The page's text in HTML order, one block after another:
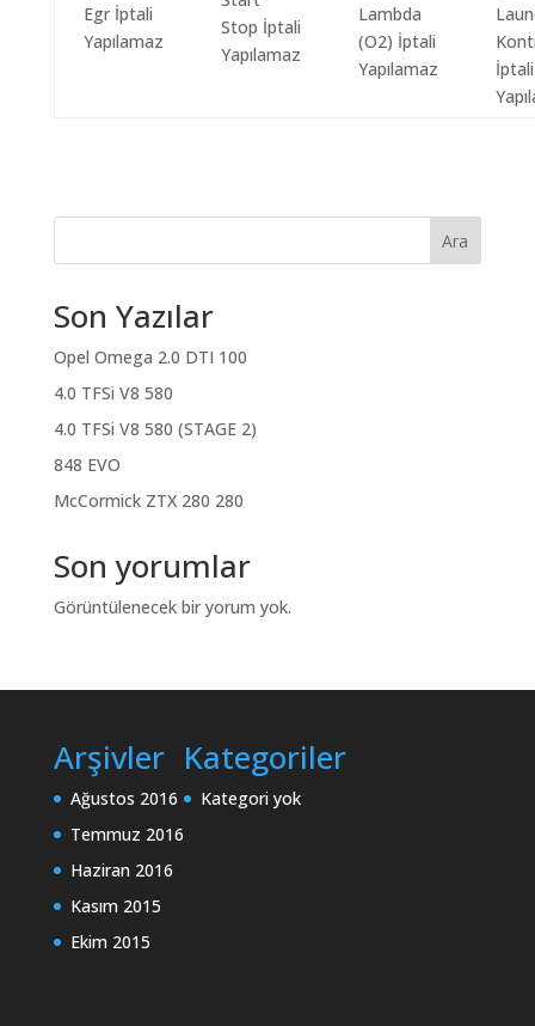
Egr İptali
Yapılamaz
Stop İptali
Yapılamaz
Lambda
(O2) İptali
Yapılamaz
İptali
Ara
Son Yazılar
Opel Omega 2.0 DTI 100
4.0 TFSi V8 580
4.0 TFSi V8 580 (STAGE 2)
848 EVO
McCormick ZTX 280 280
Son yorumlar
Görüntülenecek bir yorum yok.
Arşivler
Ağustos 2016
Temmuz 2016
Haziran 2016
Kasım 2015
Ekim 2015
Kategoriler
Kategori yok